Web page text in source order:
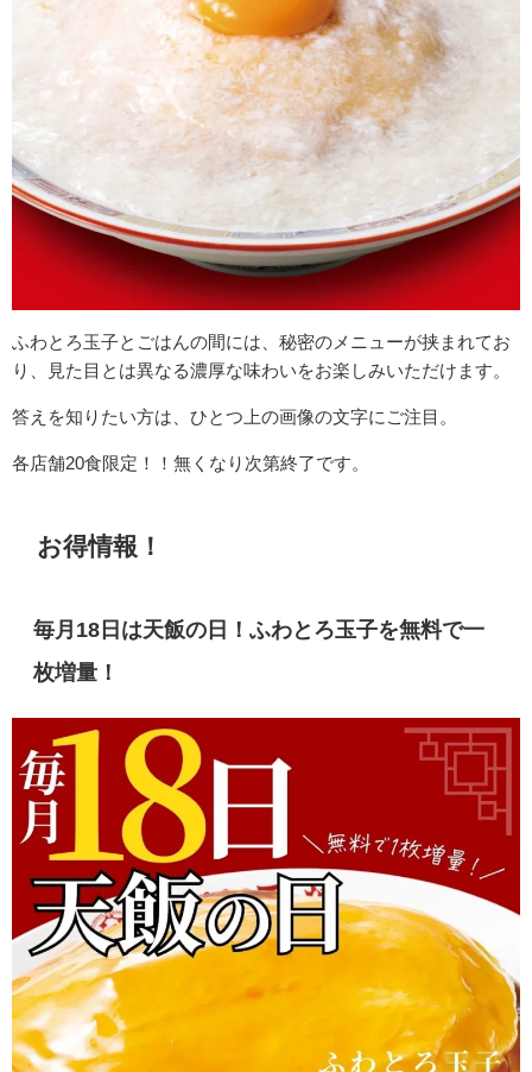
ふわとろ玉子とごはんの間には、 秘密のメニューが挟まれてお
り、見た目とは異なる濃厚な味わいをお楽しみいただけます。
答えを知りたい方は、ひとつ上の画像の文字にご注目。
各店舗20食限定！！無くなり次第終了です。
お得情報！
毎月18日は天飯の日！ふわとろ玉子を無料で一
枚増量！